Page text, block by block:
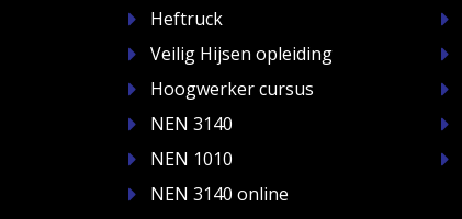
Heftruck
Veilig Hijsen opleiding
Hoogwerker cursus
NEN 3140
NEN 1010
NEN 3140 online